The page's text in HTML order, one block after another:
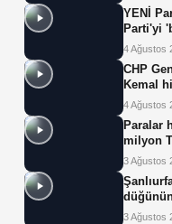
YENİ
Parti'yi
yeni
4 Ağustos
CHP
Kemal
Sadece
4 Ağustos
Paralar
milyon
3 Ağustos
3 Ağustos